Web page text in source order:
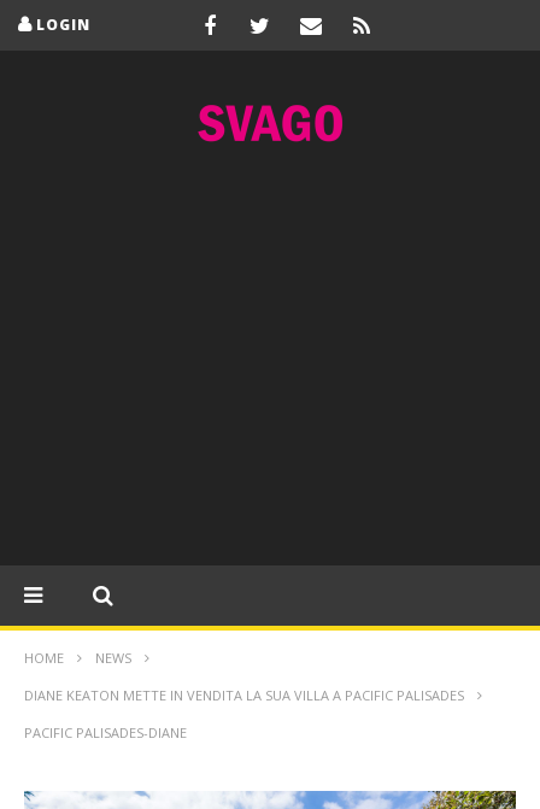
LOGIN
HOME NEWS
DIANE KEATON METTE IN VENDITA LA SUA VILLA A PACIFIC PALISADES
PACIFIC PALISADES-DIANE